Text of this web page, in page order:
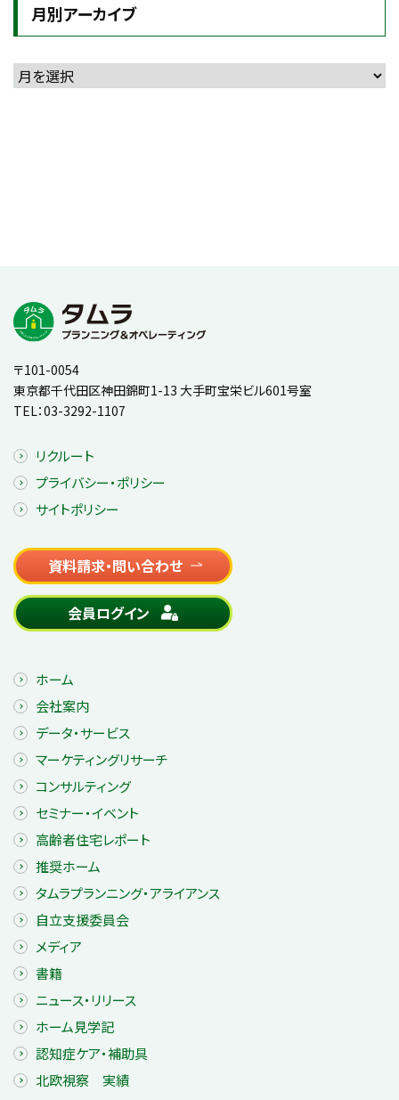
月別アーカイブ
〒101-0054
東京都千代田区神田錦町1-13 大手町宝栄ビル601号室
TEL：03-3292-1107
リクルート
プライバシー・ポリシー
サイトポリシー
資料請求・問い合わせ
会員ログイン
ホーム
会社案内
データ・サービス
マーケティングリサーチ
コンサルティング
セミナー・イベント
高齢者住宅レポート
推奨ホーム
タムラプランニング・アライアンス
自立支援委員会
メディア
書籍
ニュース・リリース
ホーム見学記
認知症ケア・補助具
北欧視察 実績